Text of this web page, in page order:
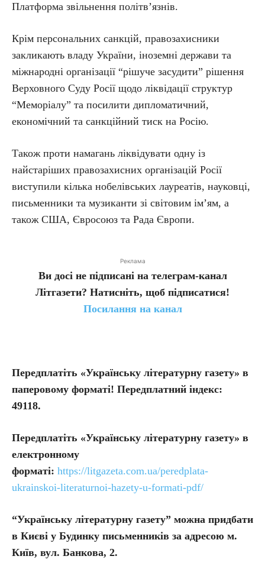
Платформа звільнення політв’язнів.
Крім персональних санкцій, правозахисники
закликають владу України, іноземні держави та
міжнародні організації “рішуче засудити” рішення
Верховного Суду Росії щодо ліквідації структур
“Меморіалу” та посилити дипломатичний,
економічний та санкційний тиск на Росію.
Також проти намагань ліквідувати одну із
найстаріших правозахисних організацій Росії
виступили кілька нобелівських лауреатів, науковці,
письменники та музиканти зі світовим імʼям, а
також США, Євросоюз та Рада Європи.
Реклама
Ви досі не підписані на телеграм-канал
Літгазети? Натисніть, щоб підписатися!
Посилання на канал
Передплатіть «Українську літературну газету» в
паперовому форматі! Передплатний індекс:
49118.
Передплатіть «Українську літературну газету» в
електронному
форматі: https://litgazeta.com.ua/peredplata-
ukrainskoi-literaturnoi-hazety-u-formati-pdf/
“Українську літературну газету” можна придбати
в Києві у Будинку письменників за адресою м.
Київ, вул. Банкова, 2.